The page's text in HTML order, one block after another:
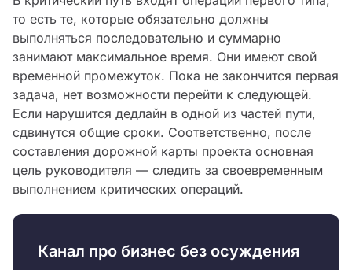
то есть те, которые обязательно должны
выполняться последовательно и суммарно
занимают максимальное время. Они имеют свой
временной промежуток. Пока не закончится первая
задача, нет возможности перейти к следующей.
Если нарушится дедлайн в одной из частей пути,
сдвинутся общие сроки. Соответственно, после
составления дорожной карты проекта основная
цель руководителя — следить за своевременным
выполнением критических операций.
Канал про бизнес без осуждения